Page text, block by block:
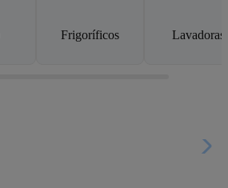
Frigoríficos Lavadoras